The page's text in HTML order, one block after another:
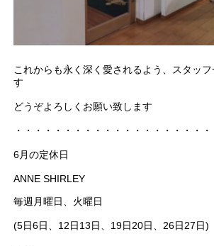
これからも永く深く愛されるよう、スタッ
す
どうぞよろしくお願い致します
・・・・・・・・・・・・・・・・・・・・
6月の定休日
ANNE SHIRLEY
毎週月曜日、火曜日
(5日6日、12日13日、19日20日、26日27日)